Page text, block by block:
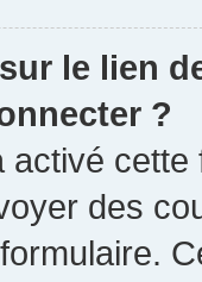
le lien
?
activé
des
formulaire.